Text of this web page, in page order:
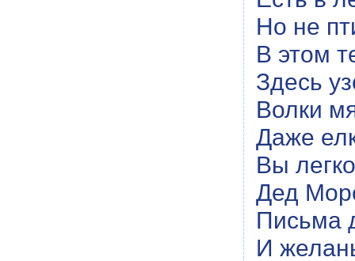
Но не
В этом
Здесь
Волки
Даже
Вы
Дед
Письма
И